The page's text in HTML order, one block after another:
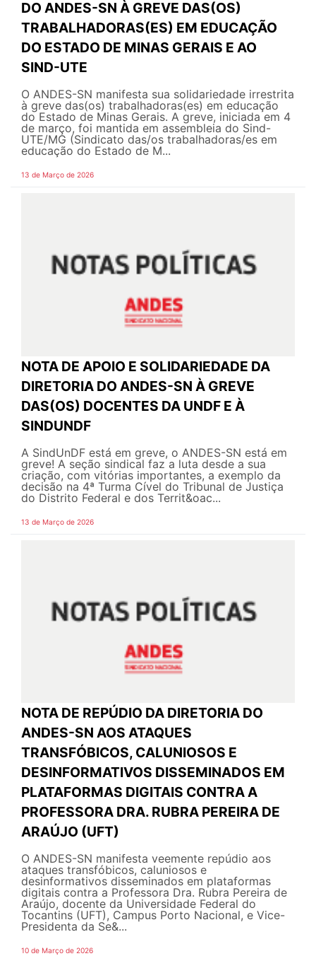
DO ANDES-SN À GREVE DAS(OS)
TRABALHADORAS(ES) EM EDUCAÇÃO
DO ESTADO DE MINAS GERAIS E AO
SIND-UTE
O ANDES-SN manifesta sua solidariedade irrestrita
à greve das(os) trabalhadoras(es) em educação
do Estado de Minas Gerais. A greve, iniciada em 4
de março, foi mantida em assembleia do Sind-
UTE/MG (Sindicato das/os trabalhadoras/es em
educação do Estado de M...
13 de Março de 2026
NOTA DE APOIO E SOLIDARIEDADE DA
DIRETORIA DO ANDES-SN À GREVE
DAS(OS) DOCENTES DA UNDF E À
SINDUNDF
A SindUnDF está em greve, o ANDES-SN está em
greve! A seção sindical faz a luta desde a sua
criação, com vitórias importantes, a exemplo da
decisão na 4ª Turma Cível do Tribunal de Justiça
do Distrito Federal e dos Territ&oac...
13 de Março de 2026
NOTA DE REPÚDIO DA DIRETORIA DO
ANDES-SN AOS ATAQUES
TRANSFÓBICOS, CALUNIOSOS E
DESINFORMATIVOS DISSEMINADOS EM
PLATAFORMAS DIGITAIS CONTRA A
PROFESSORA DRA. RUBRA PEREIRA DE
ARAÚJO (UFT)
O ANDES-SN manifesta veemente repúdio aos
ataques transfóbicos, caluniosos e
desinformativos disseminados em plataformas
digitais contra a Professora Dra. Rubra Pereira de
Araújo, docente da Universidade Federal do
Tocantins (UFT), Campus Porto Nacional, e Vice-
Presidenta da Se&...
10 de Março de 2026